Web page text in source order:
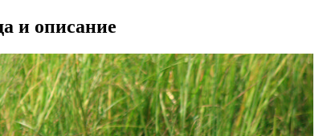
и описание